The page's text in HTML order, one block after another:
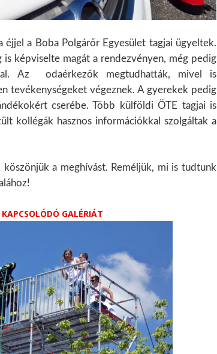
éjjel a Boba Polgárőr Egyesület tagjai ügyeltek.
is képviselte magát a rendezvényen, még pedig
Az odaérkezők megtudhatták, mivel is
tevékenységeket végeznek. A gyerekek pedig
cserébe. Több külföldi ÖTE tagjai is
kollégák hasznos információkkal szolgáltak a
a meghívást. Reméljük, mi is tudtunk
GALÉRIÁT